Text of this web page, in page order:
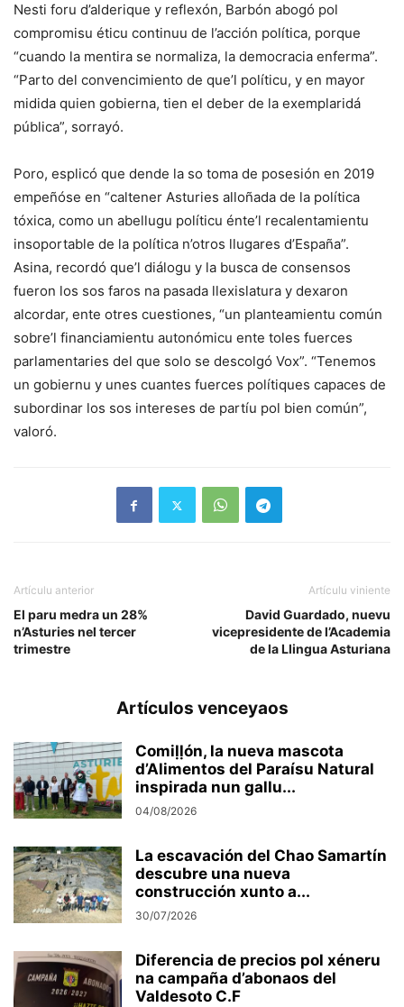
Nesti foru d’alderique y reflexón, Barbón abogó pol
compromisu éticu continuu de l’acción política, porque
“cuando la mentira se normaliza, la democracia enferma”.
“Parto del convencimiento de que’l políticu, y en mayor
midida quien gobierna, tien el deber de la exemplaridá
pública”, sorrayó.
Poro, esplicó que dende la so toma de posesión en 2019
empeñóse en “caltener Asturies alloñada de la política
tóxica, como un abellugu políticu énte’l recalentamientu
insoportable de la política n’otros llugares d’España”.
Asina, recordó que’l diálogu y la busca de consensos
fueron los sos faros na pasada llexislatura y dexaron
alcordar, ente otres cuestiones, “un planteamientu común
sobre’l financiamientu autonómicu ente toles fuerces
parlamentaries del que solo se descolgó Vox”. “Tenemos
un gobiernu y unes cuantes fuerces polítiques capaces de
subordinar los sos intereses de partíu pol bien común”,
valoró.
Artículu anterior
El paru medra un 28%
n’Asturies nel tercer
trimestre
Artículu viniente
David Guardado, nuevu
vicepresidente de l’Academia
de la Llingua Asturiana
Artículos venceyaos
Comiḷḷón, la nueva mascota
d’Alimentos del Paraísu Natural
inspirada nun gallu...
04/08/2026
La escavación del Chao Samartín
descubre una nueva
construcción xunto a...
30/07/2026
Diferencia de precios pol xéneru
na campaña d’abonaos del
Valdesoto C.F